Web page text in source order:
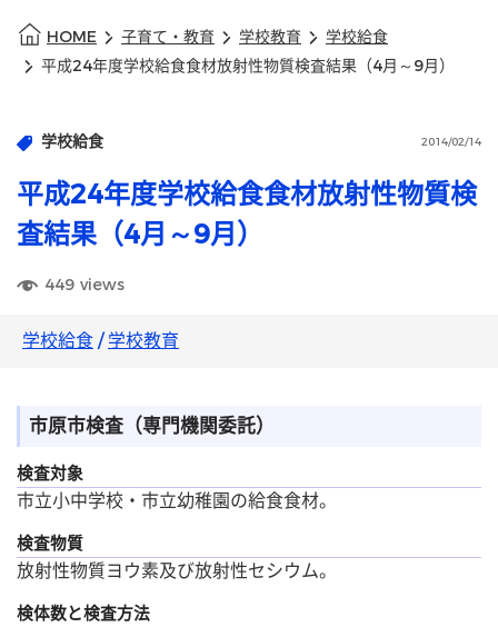
HOME 子育て・教育 学校教育
学校給食
平成24年度学校給食食材放射性物質検査結果（4月～9月）
学校給食 2014/02/14
平成24年度学校給食食材放射性物質検
査結果（4月～9月）
449 views
学校給食/学校教育
市原市検査（専門機関委託）
検査対象
市立小中学校・市立幼稚園の給食食材。
検査物質
放射性物質ヨウ素及び放射性セシウム。
検体数と検査方法